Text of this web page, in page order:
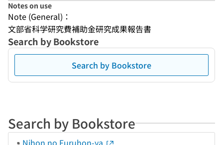
Notes on use
Note (General)：
文部省科学研究費補助金研究成果報告書
Search by Bookstore
Search by Bookstore
Search by Bookstore
Nihon no Furuhon-ya